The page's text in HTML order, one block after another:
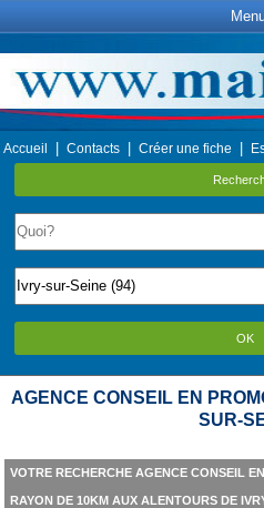
Accueil Contacts Créer une fiche
OK
AGENCE CONSEIL EN
SUR-
VOTRE RECHERCHE AGENCE CONSEIL
RAYON DE 10KM AUX ALENTOURS DE